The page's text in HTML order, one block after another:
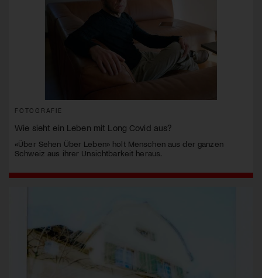
FOTOGRAFIE
Wie sieht ein Leben mit Long Covid aus?
«Über Sehen Über Leben» holt Menschen aus der ganzen
Schweiz aus ihrer Unsichtbarkeit heraus.